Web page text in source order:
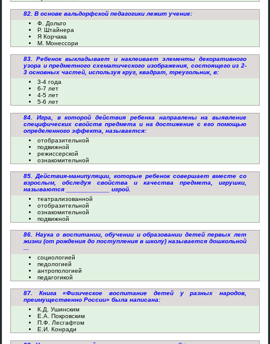
82. В основе вальдорфской педагогики лежит учение:
Ф. Дольто
Р. Штайнера
Я Корчака
М. Монессори
83. Ребенок выкладывает и наклеивает элементы декоративного
узора и предметного схематического изображения, состоящего из 2-
3 основных частей, используя круг, квадрат, треугольник, в:
3-4 года
6-7 лет
4-5 лет
5-6 лет
84. Игра, в которой действия ребенка направлены на выявление
специфических свойств предмета и на достижение с его помощью
определенного эффекта, называется:
отобразительной
подвижной
режиссерской
ознакомительной
85. Действия-манипуляции, которые ребенок совершает вместе со
взрослым, обследуя свойства и качества предмета, игрушки,
называются ____________ игрой.
театрализованной
отобразительной
ознакомительной
подвижной
86. Наука о воспитании, обучении и образовании детей первых лет
жизни (от рождения до поступления в школу) называется дошкольной
социологией
педологией
антропологией
педагогикой
87. Книга «Физическое воспитание детей у разных народов,
преимущественно России» была написана:
К.Д. Ушинским
Е.А. Покровским
П.Ф. Лесгафтом
Е.И. Конради